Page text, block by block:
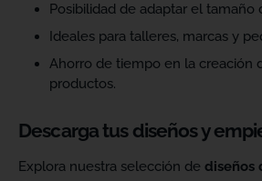
Posibilidad de adaptar el tamaño
Ideales para talleres, marcas y
Ahorro de tiempo en la creación
productos.
Descarga tus diseños y
Explora nuestra selección de diseños